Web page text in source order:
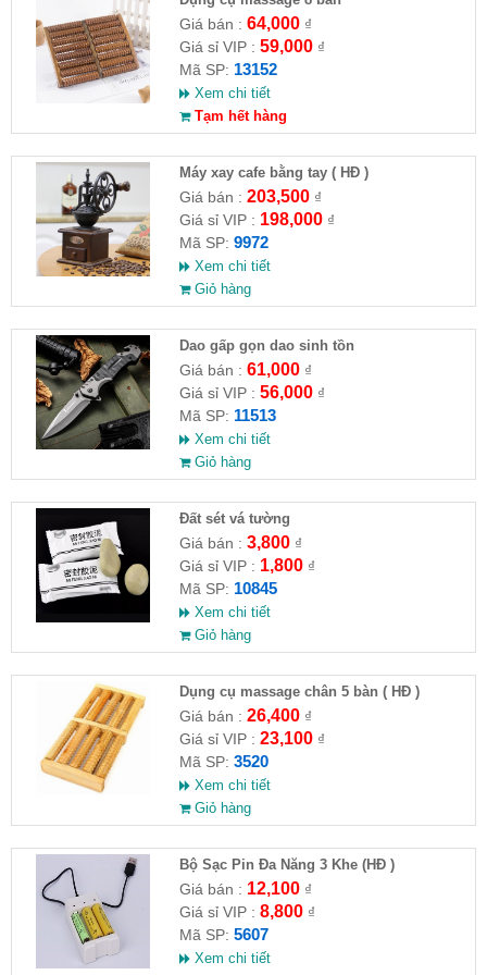
Giá bán : 64,000₫
Giá sỉ VIP : 59,000₫
Mã SP: 13152
Xem chi tiết
Tạm hết hàng
Máy xay cafe bằng tay ( HĐ )
Giá bán : 203,500₫
Giá sỉ VIP : 198,000₫
Mã SP: 9972
Xem chi tiết
Giỏ hàng
Dao gấp gọn dao sinh tồn
Giá bán : 61,000₫
Giá sỉ VIP : 56,000₫
Mã SP: 11513
Xem chi tiết
Giỏ hàng
Đất sét vá tường
Giá bán : 3,800₫
Giá sỉ VIP : 1,800₫
Mã SP: 10845
Xem chi tiết
Giỏ hàng
Dụng cụ massage chân 5 bàn ( HĐ )
Giá bán : 26,400₫
Giá sỉ VIP : 23,100₫
Mã SP: 3520
Xem chi tiết
Giỏ hàng
Bộ Sạc Pin Đa Năng 3 Khe (HĐ )
Giá bán : 12,100₫
Giá sỉ VIP : 8,800₫
Mã SP: 5607
Xem chi tiết